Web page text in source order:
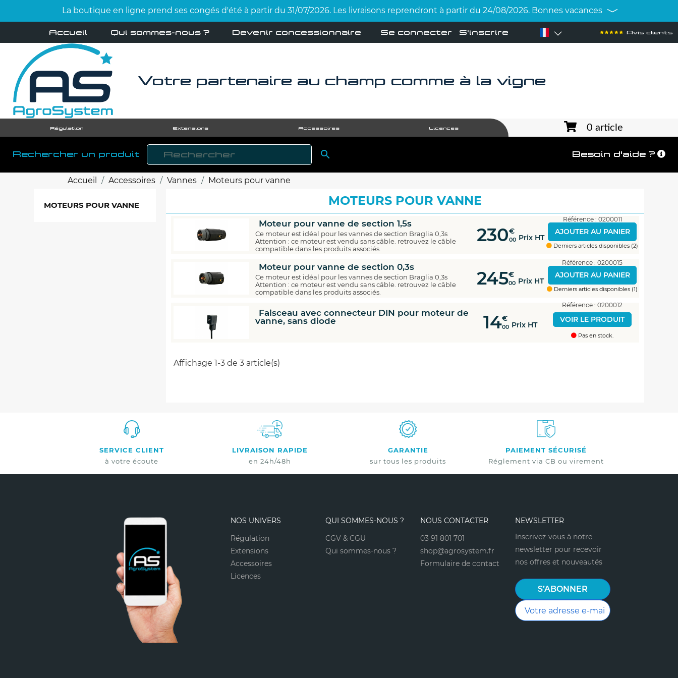
La boutique en ligne prend ses congés d'été à partir du 31/07/2026. Les livraisons reprendront à partir du 24/08/2026. Bonnes vacances
Accueil Qui sommes-nous ? Devenir concessionnaire Se connecter S'inscrire Avis clients
Votre partenaire au champ comme à la vigne
Régulation Extensions Accessoires Licences 0 article
Rechercher un produit RECHERCHER Besoin d'aide ?
Accueil Accessoires Vannes Moteurs pour vanne
MOTEURS POUR VANNE MOTEURS POUR VANNE
Moteur pour vanne de section 1,5s
Ce moteur est idéal pour les vannes de section Braglia 0,3s
Attention : ce moteur est vendu sans câble. retrouvez le câble
compatible dans les produits associés.
230€
00 Prix HT
Référence : 0200011
AJOUTER AU PANIER
Derniers articles disponibles (2)
Moteur pour vanne de section 0,3s
Ce moteur est idéal pour les vannes de section Braglia 0,3s
Attention : ce moteur est vendu sans câble. retrouvez le câble
compatible dans les produits associés.
245€
00 Prix HT
Référence : 0200015
AJOUTER AU PANIER
Derniers articles disponibles (1)
Faisceau avec connecteur DIN pour moteur de
vanne, sans diode
14€
00 Prix HT
Référence : 0200012
VOIR LE PRODUIT
Pas en stock.
Affichage 1-3 de 3 article(s)
SERVICE CLIENT
à votre écoute
LIVRAISON RAPIDE
en 24h/48h
GARANTIE
sur tous les produits
PAIEMENT SÉCURISÉ
Réglement via CB ou virement
NOS UNIVERS
Régulation
Extensions
Accessoires
Licences
QUI SOMMES-NOUS ?
CGV & CGU
Qui sommes-nous ?
NOUS CONTACTER
03 91 801 701
shop@agrosystem.fr
Formulaire de contact
NEWSLETTER
Inscrivez-vous à notre
newsletter pour recevoir
nos offres et nouveautés
Economisez
Nouveautés - Offres exclusives - Actualités